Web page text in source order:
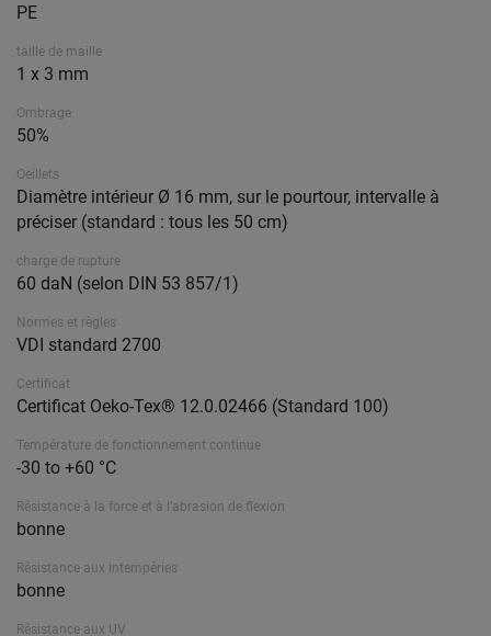
PE
taille de maille
1 x 3 mm
Ombrage
50%
Oeillets
Diamètre intérieur Ø 16 mm, sur le pourtour, intervalle à
préciser (standard : tous les 50 cm)
charge de rupture
60 daN (selon DIN 53 857/1)
Normes et règles
VDI standard 2700
Certificat
Certificat Oeko-Tex® 12.0.02466 (Standard 100)
Température de fonctionnement continue
-30 to +60 °C
Résistance à la force et à l’abrasion de flexion
bonne
Résistance aux intempéries
bonne
Résistance aux UV